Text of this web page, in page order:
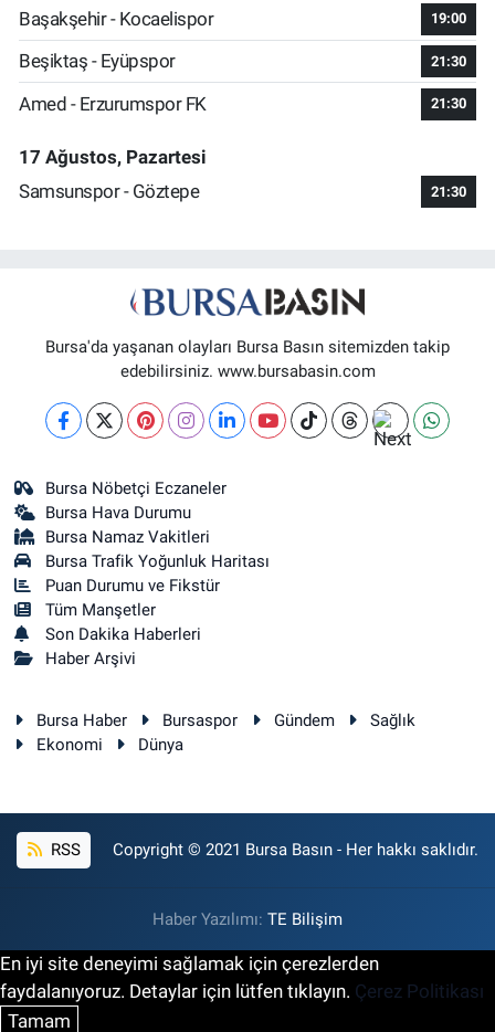
Başakşehir - Kocaelispor
19:00
Beşiktaş - Eyüpspor 21:30
Amed - Erzurumspor FK 21:30
17 Ağustos, Pazartesi
Samsunspor - Göztepe
21:30
Bursa'da yaşanan olayları Bursa Basın sitemizden takip
edebilirsiniz. www.bursabasin.com
Bursa Nöbetçi Eczaneler
Bursa Hava Durumu
Bursa Namaz Vakitleri
Bursa Trafik Yoğunluk Haritası
Puan Durumu ve Fikstür
Tüm Manşetler
Son Dakika Haberleri
Haber Arşivi
Bursa Haber Bursaspor Gündem
Sağlık
Ekonomi
Dünya
RSS Copyright © 2021 Bursa Basın - Her hakkı saklıdır.
Haber Yazılımı: TE Bilişim
En iyi site deneyimi sağlamak için çerezlerden
faydalanıyoruz. Detaylar için lütfen tıklayın. Çerez Politikası
Tamam